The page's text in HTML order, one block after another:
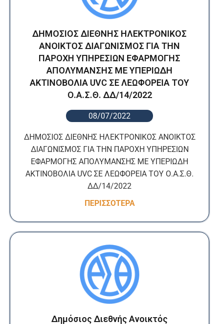
ΔΗΜΟΣΙΟΣ ΔΙΕΘΝΗΣ ΗΛΕΚΤΡΟΝΙΚΟΣ
ΑΝΟΙΚΤΟΣ ΔΙΑΓΩΝΙΣΜΟΣ ΓΙΑ ΤΗΝ
ΠΑΡΟΧΗ ΥΠΗΡΕΣΙΩΝ ΕΦΑΡΜΟΓΗΣ
ΑΠΟΛΥΜΑΝΣΗΣ ΜΕ ΥΠΕΡΙΩΔΗ
ΑΚΤΙΝΟΒΟΛΙΑ UVC ΣΕ ΛΕΩΦΟΡΕΙΑ ΤΟΥ
Ο.Α.Σ.Θ. ΔΔ/14/2022
08/07/2022
ΔΗΜΟΣΙΟΣ ΔΙΕΘΝΗΣ ΗΛΕΚΤΡΟΝΙΚΟΣ ΑΝΟΙΚΤΟΣ
ΔΙΑΓΩΝΙΣΜΟΣ ΓΙΑ ΤΗΝ ΠΑΡΟΧΗ ΥΠΗΡΕΣΙΩΝ
ΕΦΑΡΜΟΓΗΣ ΑΠΟΛΥΜΑΝΣΗΣ ΜΕ ΥΠΕΡΙΩΔΗ
ΑΚΤΙΝΟΒΟΛΙΑ UVC ΣΕ ΛΕΩΦΟΡΕΙΑ ΤΟΥ Ο.Α.Σ.Θ.
ΔΔ/14/2022
ΠΕΡΙΣΣΟΤΕΡΑ
Δημόσιος Διεθνής Ανοικτός